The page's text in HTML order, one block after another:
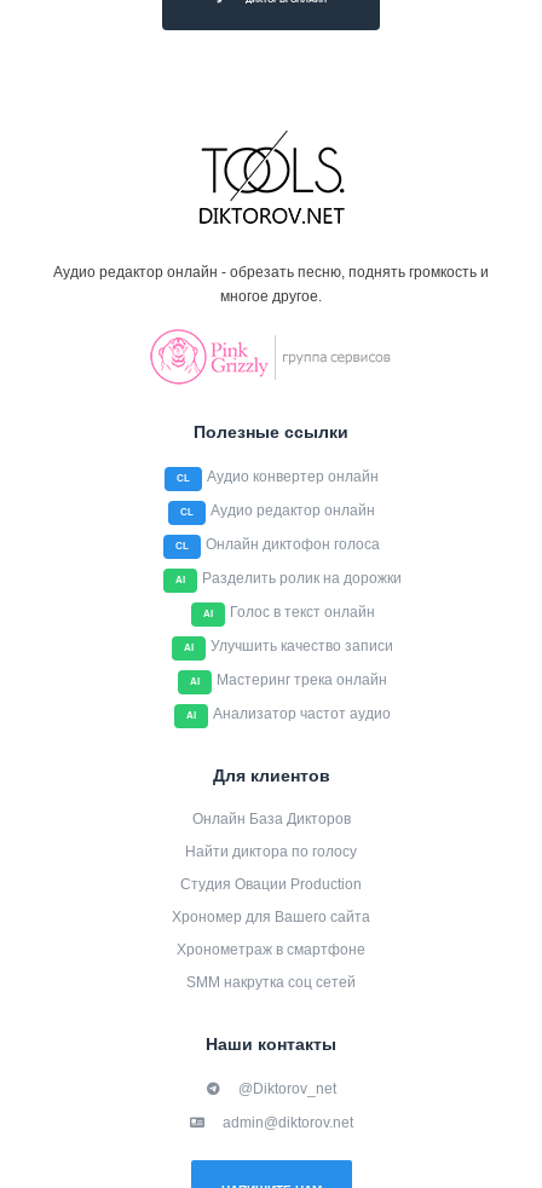
Аудио редактор онлайн - обрезать песню, поднять громкость и
многое другое.
Полезные ссылки
CL Аудио конвертер онлайн
CL Аудио редактор онлайн
CL Онлайн диктофон голоса
AI Разделить ролик на дорожки
AI Голос в текст онлайн
AI Улучшить качество записи
AI Мастеринг трека онлайн
AI Анализатор частот аудио
Для клиентов
Онлайн База Дикторов
Найти диктора по голосу
Студия Овации Production
Хрономер для Вашего сайта
Хронометраж в смартфоне
SMM накрутка соц сетей
Наши контакты
@Diktorov_net
admin@diktorov.net